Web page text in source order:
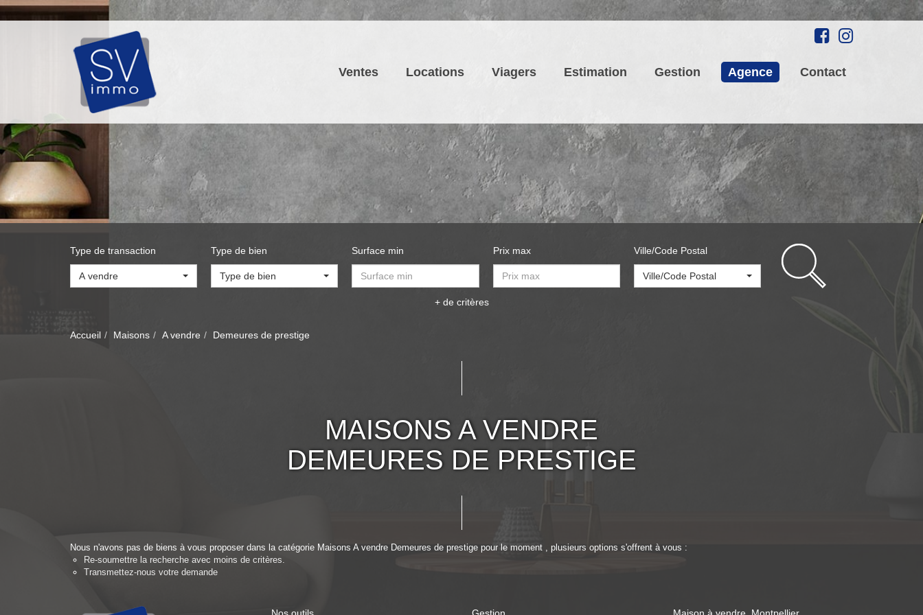
Ventes Locations Viagers Estimation Gestion Agence Contact
Type de transaction
A vendre
Type de bien
Type de bien
Surface min Prix max Ville/Code Postal
Ville/Code Postal
+ de critères
Accueil Maisons A vendre Demeures de prestige
MAISONS A VENDRE
DEMEURES DE PRESTIGE
Nous n'avons pas de biens à vous proposer dans la catégorie Maisons A vendre Demeures de prestige pour le moment , plusieurs options s'offrent à vous :
Re-soumettre la recherche avec moins de critères.
Transmettez-nous votre demande